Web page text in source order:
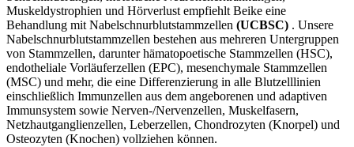
Muskeldystrophien und Hörverlust empfiehlt Beike eine
Behandlung mit Nabelschnurblutstammzellen (UCBSC) . Unsere
Nabelschnurblutstammzellen bestehen aus mehreren Untergruppen
von Stammzellen, darunter hämatopoetische Stammzellen (HSC),
endotheliale Vorläuferzellen (EPC), mesenchymale Stammzellen
(MSC) und mehr, die eine Differenzierung in alle Blutzelllinien
einschließlich Immunzellen aus dem angeborenen und adaptiven
Immunsystem sowie Nerven-/Nervenzellen, Muskelfasern,
Netzhautganglienzellen, Leberzellen, Chondrozyten (Knorpel) und
Osteozyten (Knochen) vollziehen können.